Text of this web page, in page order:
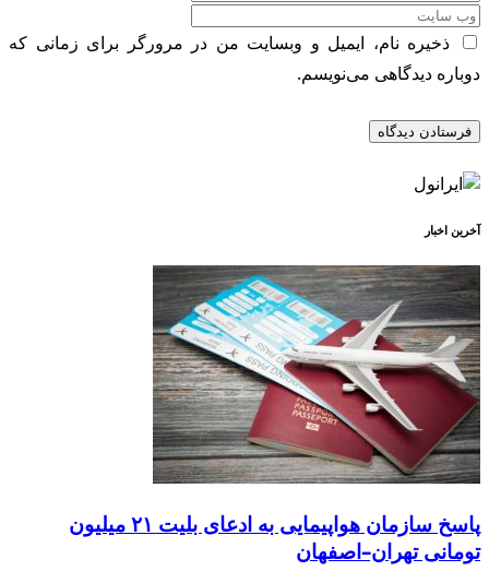
ذخیره نام، ایمیل و وبسایت من در مرورگر برای زمانی که
دوباره دیدگاهی می‌نویسم.
آخرین اخبار
پاسخ سازمان هواپیمایی به ادعای بلیت ۲۱ میلیون
تومانی تهران–اصفهان